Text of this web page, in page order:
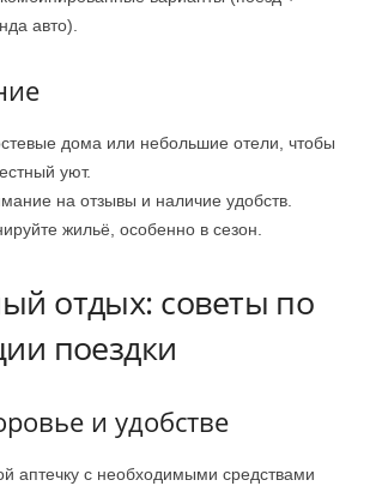
авто).
дома или небольшие отели, чтобы
уют.
на отзывы и наличие удобств.
жильё, особенно в сезон.
отдых: советы по
поездки
и удобстве
аптечку с необходимыми средствами